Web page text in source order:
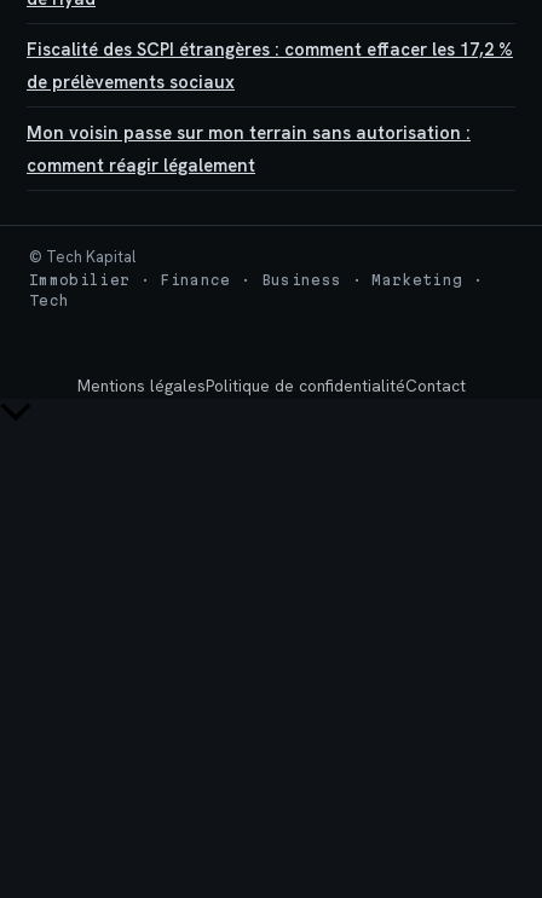
Fiscalité des SCPI étrangères : comment effacer les 17,2 %
de prélèvements sociaux
Mon voisin passe sur mon terrain sans autorisation :
comment réagir légalement
© Tech Kapital
Immobilier · Finance · Business · Marketing ·
Tech
Mentions légalesPolitique de confidentialitéContact